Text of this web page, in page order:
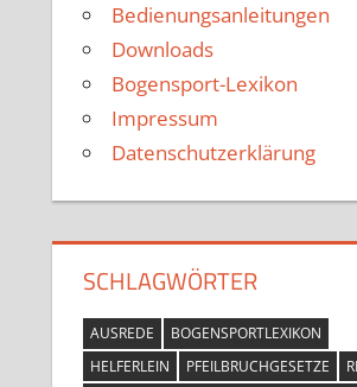
Bedienungsanleitungen
Downloads
Bogensport-Lexikon
Impressum
Datenschutzerklärung
SCHLAGWÖRTER
AUSREDE
BOGENSPORTLEXIKON
HELFERLEIN
PFEILBRUCHGESETZE